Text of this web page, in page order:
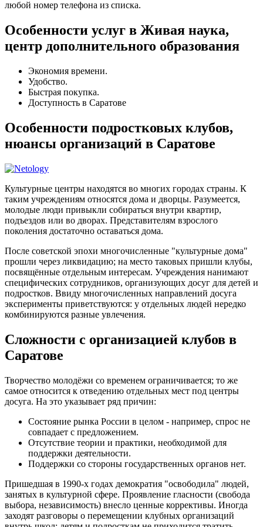
любой номер телефона из списка.
Особенности услуг в Живая наука,
центр дополнительного образования
Экономия времени.
Удобство.
Быстрая покупка.
Доступность в Саратове
Особенности подростковых клубов,
нюансы организаций в Саратове
Культурные центры находятся во многих городах страны. К
таким учреждениям относятся дома и дворцы. Разумеется,
молодые люди привыкли собираться внутри квартир,
подъездов или во дворах. Представителям взрослого
поколения достаточно оставаться дома.
После советской эпохи многочисленные "культурные дома"
прошли через ликвидацию; на место таковых пришли клубы,
посвящённые отдельным интересам. Учреждения нанимают
специфических сотрудников, организующих досуг для детей и
подростков. Ввиду многочисленных направлений досуга
эксперименты приветствуются: у отдельных людей нередко
комбинируются разные увлечения.
Сложности с организацией клубов в
Саратове
Творчество молодёжи со временем ограничивается; то же
самое относится к отведению отдельных мест под центры
досуга. На это указывает ряд причин:
Состояние рынка России в целом - например, спрос не
совпадает с предложением.
Отсутствие теории и практики, необходимой для
поддержки деятельности.
Поддержки со стороны государственных органов нет.
Пришедшая в 1990-х годах демократия "освободила" людей,
занятых в культурной сфере. Проявление гласности (свобода
выбора, независимость) внесло ценные коррективы. Иногда
заходят разговоры о перемещении клубных организаций